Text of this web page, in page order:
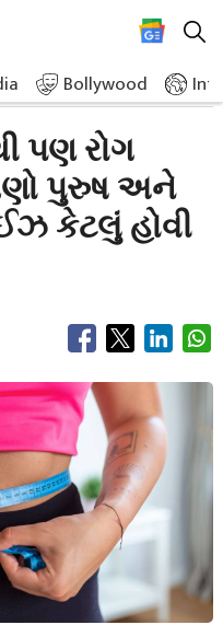
Bollywood
Also Indicate Health Problems
પણ રોગ
પુરુષ અને
કેટલું હોવી